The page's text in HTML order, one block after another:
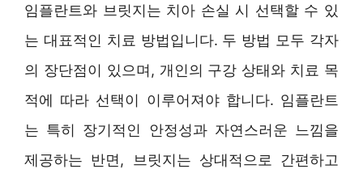
임플란트와 브릿지는 치아 손실 시 선택할 수 있
는 대표적인 치료 방법입니다. 두 방법 모두 각자
의 장단점이 있으며, 개인의 구강 상태와 치료 목
적에 따라 선택이 이루어져야 합니다. 임플란트
는 특히 장기적인 안정성과 자연스러운 느낌을
제공하는 반면, 브릿지는 상대적으로 간편하고